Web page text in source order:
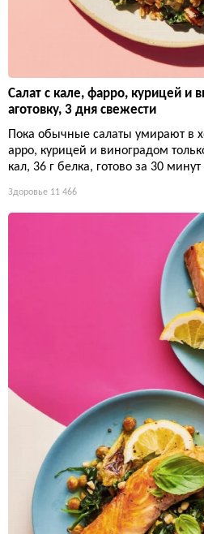
Салат с кале, фарро, курицей и
аготовку, 3 дня свежести
Пока обычные салаты умирают в
арро, курицей и виноградом
кал, 36 г белка, готово за 30
Здоровье 11 466